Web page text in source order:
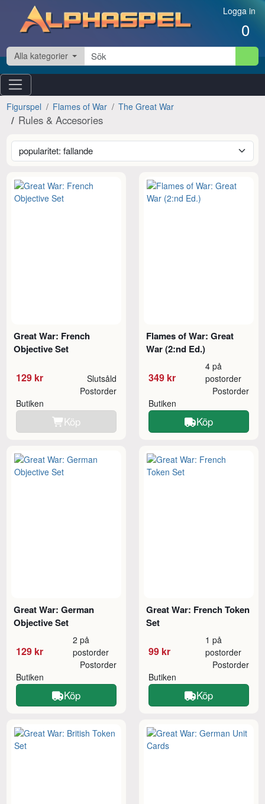
Hoppa till innehåll Logga in
0
Alla kategorier
Figurspel Flames of War The Great War
Rules & Accesories
Great War: French
Objective Set
129 kr Slutsåld
Butiken
Postorder
Köp
Flames of War: Great
War (2:nd Ed.)
349 kr
4 på
postorder
Butiken
Postorder
Köp
Great War: German
Objective Set
129 kr
2 på
postorder
Butiken
Postorder
Köp
Great War: French Token
Set
99 kr
1 på
postorder
Butiken
Postorder
Köp